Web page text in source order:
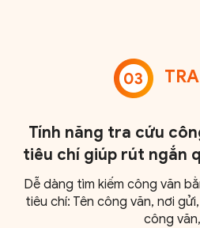
Tính năng tra cứu
tiêu chí giúp rút ngắn
Dễ dàng tìm kiếm công văn
tiêu chí: Tên công văn, nơi
công